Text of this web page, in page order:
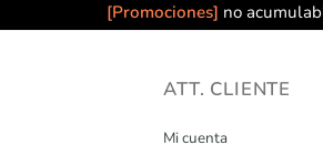
[Promociones] no
ATT. CLIENTE
Mi cuenta